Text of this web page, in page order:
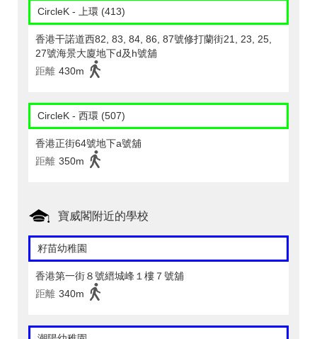
CircleK - 上環 (413)
香港干諾道西82, 83, 84, 86, 87號修打蘭街21, 23, 25,
27號海景大廈地下d及h號舖
距離 430m
CircleK - 西環 (507)
香港正街64號地下a號舖
距離 350m
寶威閣附近的學校
籽苗幼稚園
香港第一街８號縉城峰１樓７號舖
距離 340m